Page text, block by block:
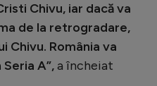
Chivu, iar dacă va
de la retrogradare,
Chivu. România va
A”,a încheiat